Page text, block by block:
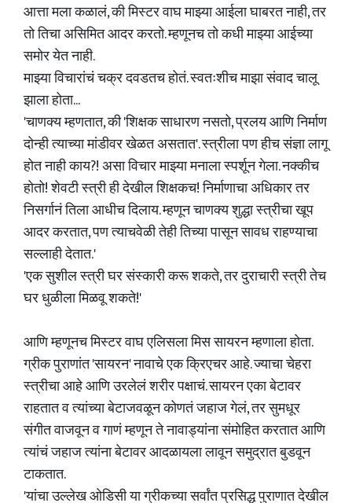
आत्ता मला कळालं, की मिस्टर वाघ माझ्या आईला घाबरत नाही, तर
तो तिचा असिमित आदर करतो. म्हणूनच तो कधी माझ्या आईच्या
समोर येत नाही.
माझ्या विचारांचं चक्र दवडतच होतं. स्वतःशीच माझा संवाद चालू
झाला होता...
'चाणक्य म्हणतात, की 'शिक्षक साधारण नसतो, प्रलय आणि निर्माण
दोन्ही त्याच्या मांडीवर खेळत असतात'. स्त्रीला पण हीच संज्ञा लागू
होत नाही काय?! असा विचार माझ्या मनाला स्पर्शून गेला. नक्कीच
होतो! शेवटी स्त्री ही देखील शिक्षकच! निर्माणाचा अधिकार तर
निसर्गानं तिला आधीच दिलाय. म्हणून चाणक्य शुद्धा स्त्रीचा खूप
आदर करतात, पण त्याचवेळी तेही तिच्या पासून सावध राहण्याचा
सल्लाही देतात.'
'एक सुशील स्त्री घर संस्कारी करू शकते, तर दुराचारी स्त्री तेच
घर धुळीला मिळवू शकते!'
आणि म्हणूनच मिस्टर वाघ एलिसला मिस सायरन म्हणाला होता.
ग्रीक पुराणांत 'सायरन' नावाचे एक क्रिएचर आहे. ज्याचा चेहरा
स्त्रीचा आहे आणि उरलेलं शरीर पक्षाचं. सायरन एका बेटावर
राहतात व त्यांच्या बेटाजवळून कोणतं जहाज गेलं, तर सुमधूर
संगीत वाजवून व गाणं म्हणून ते नावाड्यांना संमोहित करतात आणि
त्यांचं जहाज त्यांना बेटावर आदळायला लावून समुद्रात बुडवून
टाकतात.
'यांचा उल्लेख ओडिसी या ग्रीकच्या सर्वांत प्रसिद्ध पुराणात देखील